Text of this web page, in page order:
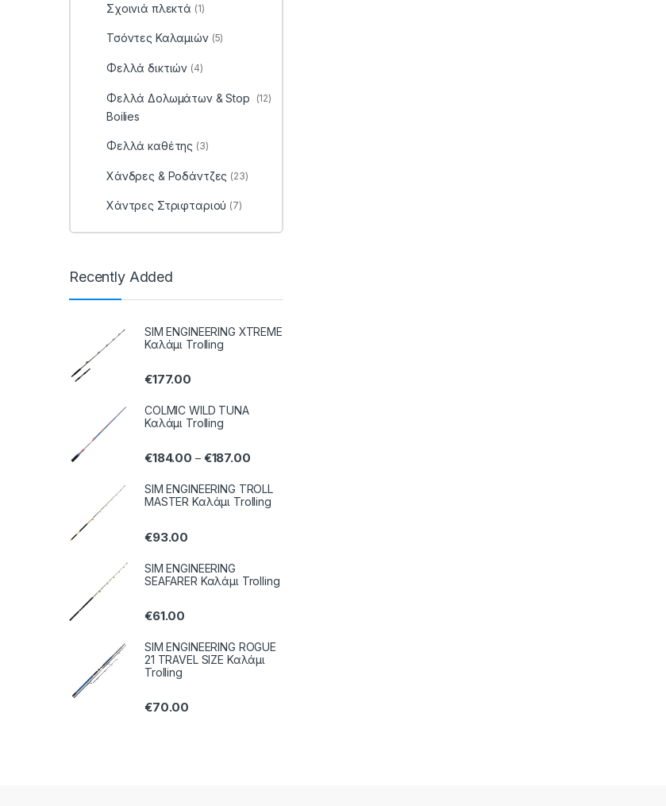
Σχοινιά πλεκτά (1)
Τσόντες Καλαμιών (5)
Φελλά δικτιών (4)
Φελλά Δολωμάτων & Stop
Boilies
(12)
Φελλά καθέτης (3)
Χάνδρες & Ροδάντζες (23)
Χάντρες Στριφταριού (7)
Recently Added
SIM ENGINEERING XTREME
Καλάμι Trolling
€177.00
COLMIC WILD TUNA
Καλάμι Trolling
€184.00 – €187.00
SIM ENGINEERING TROLL
MASTER Καλάμι Trolling
€93.00
SIM ENGINEERING
SEAFARER Καλάμι Trolling
€61.00
SIM ENGINEERING ROGUE
21 TRAVEL SIZE Καλάμι
Trolling
€70.00